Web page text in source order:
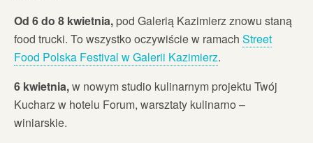
Od 6 do 8 kwietnia, pod Galerią Kazimierz znowu staną
food trucki. To wszystko oczywiście w ramach Street
Food Polska Festival w Galerii Kazimierz.
6 kwietnia,w nowym studio kulinarnym projektu Twój
Kucharz w hotelu Forum, warsztaty kulinarno –
winiarskie.